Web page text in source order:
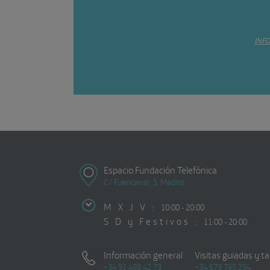
Espacio Fundación Telefónica
C/ Fuencarral, 3, Madrid
M X J V : 10:00 - 20:00
S D y Festivos : 11:00 - 20:00
Información general
+34 91 498 42 73
Visitas guiadas y
+34 679 765 254